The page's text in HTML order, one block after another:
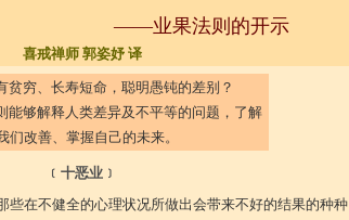
法则的开示
喜戒禅师 郭姿妤 译
穷、长寿短命，聪明愚钝的差别？
够解释人类差异及不平等的问题，了解
们改善、掌握自己的未来。
﹝十恶业﹞
些在不健全的心理状况所做出会带来不好的结果的种种